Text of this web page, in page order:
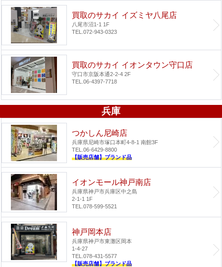
買取のサカイ イズミヤ八尾店
八尾市沼1-1 1F
TEL.072-943-0323
買取のサカイ イオンタウン守口店
守口市京阪本通2-2-4 2F
TEL.06-4397-7718
兵庫
つかしん尼崎店
兵庫県尼崎市塚口本町4-8-1 南館3F
TEL.06-6429-8800
【販売店舗】ブランド品
イオンモール神戸南店
兵庫県神戸市兵庫区中之島
2-1-1 1F
TEL.078-599-5521
神戸岡本店
兵庫県神戸市東灘区岡本
1-4-27
TEL.078-431-5577
【販売店舗】ブランド品